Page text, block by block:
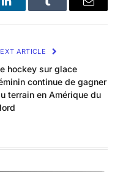
LinkedInTumblr Email
ARTICLE
hockey sur glace
continue de gagner
terrain en Amérique du